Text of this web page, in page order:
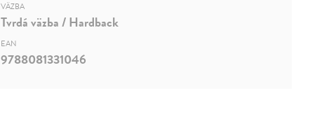
VÄZBA
Tvrdá väzba / Hardback
EAN
9788081331046